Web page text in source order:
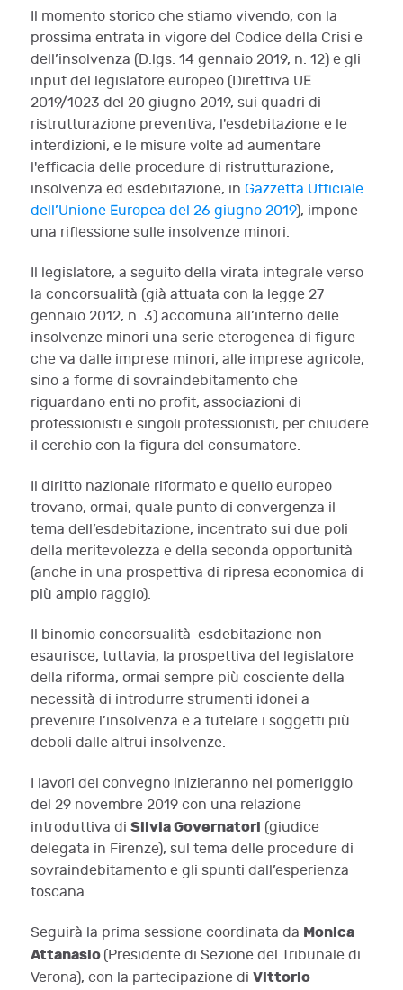
Il momento storico che stiamo vivendo, con la
prossima entrata in vigore del Codice della Crisi e
dell’insolvenza (D.lgs. 14 gennaio 2019, n. 12) e gli
input del legislatore europeo (Direttiva UE
2019/1023 del 20 giugno 2019, sui quadri di
ristrutturazione preventiva, l'esdebitazione e le
interdizioni, e le misure volte ad aumentare
l'efficacia delle procedure di ristrutturazione,
insolvenza ed esdebitazione, in Gazzetta Ufficiale
dell’Unione Europea del 26 giugno 2019), impone
una riflessione sulle insolvenze minori.
Il legislatore, a seguito della virata integrale verso
la concorsualità (già attuata con la legge 27
gennaio 2012, n. 3) accomuna all’interno delle
insolvenze minori una serie eterogenea di figure
che va dalle imprese minori, alle imprese agricole,
sino a forme di sovraindebitamento che
riguardano enti no profit, associazioni di
professionisti e singoli professionisti, per chiudere
il cerchio con la figura del consumatore.
Il diritto nazionale riformato e quello europeo
trovano, ormai, quale punto di convergenza il
tema dell’esdebitazione, incentrato sui due poli
della meritevolezza e della seconda opportunità
(anche in una prospettiva di ripresa economica di
più ampio raggio).
Il binomio concorsualità-esdebitazione non
esaurisce, tuttavia, la prospettiva del legislatore
della riforma, ormai sempre più cosciente della
necessità di introdurre strumenti idonei a
prevenire l’insolvenza e a tutelare i soggetti più
deboli dalle altrui insolvenze.
I lavori del convegno inizieranno nel pomeriggio
del 29 novembre 2019 con una relazione
introduttiva di Silvia Governatori (giudice
delegata in Firenze), sul tema delle procedure di
sovraindebitamento e gli spunti dall’esperienza
toscana.
Seguirà la prima sessione coordinata da Monica
Attanasio (Presidente di Sezione del Tribunale di
Verona), con la partecipazione di Vittorio